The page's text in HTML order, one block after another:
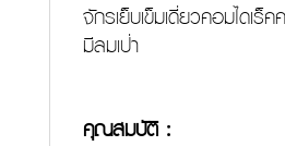
จักรเย็บเข็มเดี่ยวคอมไดเร็
มีลมเป่า
คุณสมบัติ :